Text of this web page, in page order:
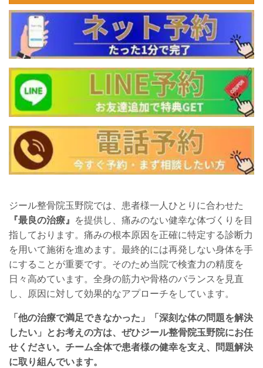
ジール整骨院玉野院では、患者様一人ひとりに合わせた
『最良の治療』
を提供し、痛みのない健幸な体づくりを目
指しております。 痛みの根本原因を正確に特定する診断力
を用いて施術を進めます。最終的には再発しない身体を手
にすることが重要です。そのため当院で検査力の精度を
日々高めています。全身の筋力や骨格のバランスを見直
し、原因に対して効果的なアプローチをしています。
「他の治療で満足できなかった」「深刻な体の問題を解決
したい」とお考えの方は、ぜひジール整骨院玉野院にお任
せください。チーム全体で患者様の健幸を支え、問題解決
に取り組んでいます。